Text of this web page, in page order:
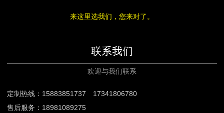
来这里选我们，您来对了。
联系我们
欢迎与我们联系
定制热线：15883851737 17341806780
售后服务：18981089275